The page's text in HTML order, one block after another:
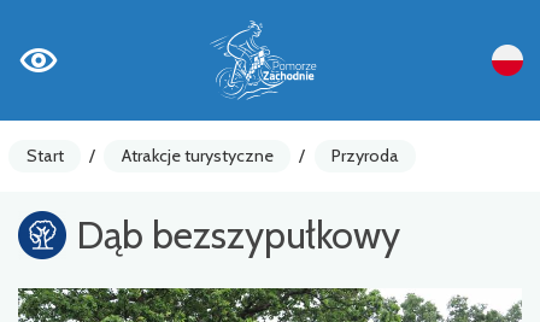
Start / Atrakcje turystyczne / Przyroda
Dąb bezszypułkowy